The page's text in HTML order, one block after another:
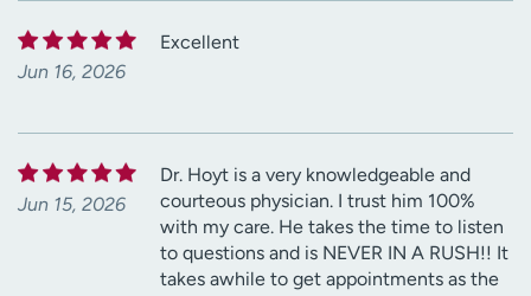
Jun 16, 2026
Excellent
Jun 15, 2026
Dr. Hoyt is a very knowledgeable and
courteous physician. I trust him 100%
with my care. He takes the time to listen
to questions and is NEVER IN A RUSH!! It
takes awhile to get appointments as the